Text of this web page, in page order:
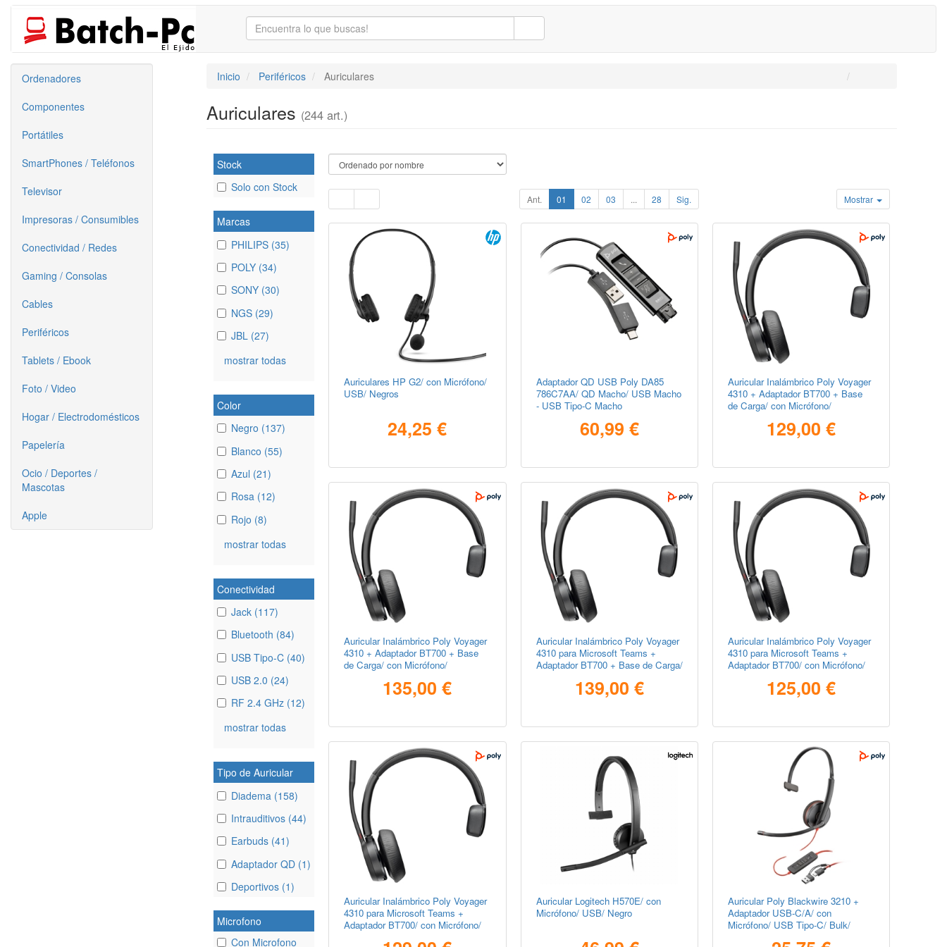
Ordenadores
Componentes
Portátiles
SmartPhones / Teléfonos
Televisor
Impresoras / Consumibles
Conectividad / Redes
Gaming / Consolas
Cables
Periféricos
Tablets / Ebook
Foto / Video
Hogar / Electrodomésticos
Papelería
Ocio / Deportes /
Mascotas
Apple
Inicio Periféricos Auriculares
Auriculares (244 art.)
Stock
Solo con Stock
Marcas
PHILIPS (35)
POLY (34)
SONY (30)
NGS (29)
JBL (27)
mostrar todas
Color
Negro (137)
Blanco (55)
Azul (21)
Rosa (12)
Rojo (8)
mostrar todas
Conectividad
Jack (117)
Bluetooth (84)
USB Tipo-C (40)
USB 2.0 (24)
RF 2.4 GHz (12)
mostrar todas
Tipo de Auricular
Diadema (158)
Intrauditivos (44)
Earbuds (41)
Adaptador QD (1)
Deportivos (1)
Microfono
Con Microfono
Ant. 01 02 03 ... 28 Sig. Mostrar
Auriculares HP G2/ con Micrófono/
USB/ Negros
24,25 €
Adaptador QD USB Poly DA85
786C7AA/ QD Macho/ USB Macho
- USB Tipo-C Macho
60,99 €
Auricular Inalámbrico Poly Voyager
4310 + Adaptador BT700 + Base
de Carga/ con Micrófono/
129,00 €
Auricular Inalámbrico Poly Voyager
4310 + Adaptador BT700 + Base
de Carga/ con Micrófono/
135,00 €
Auricular Inalámbrico Poly Voyager
4310 para Microsoft Teams +
Adaptador BT700 + Base de Carga/
139,00 €
Auricular Inalámbrico Poly Voyager
4310 para Microsoft Teams +
Adaptador BT700/ con Micrófono/
125,00 €
Auricular Inalámbrico Poly Voyager
4310 para Microsoft Teams +
Adaptador BT700/ con Micrófono/
Auricular Logitech H570E/ con
Micrófono/ USB/ Negro
Auricular Poly Blackwire 3210 +
Adaptador USB-C/A/ con
Micrófono/ USB Tipo-C/ Bulk/